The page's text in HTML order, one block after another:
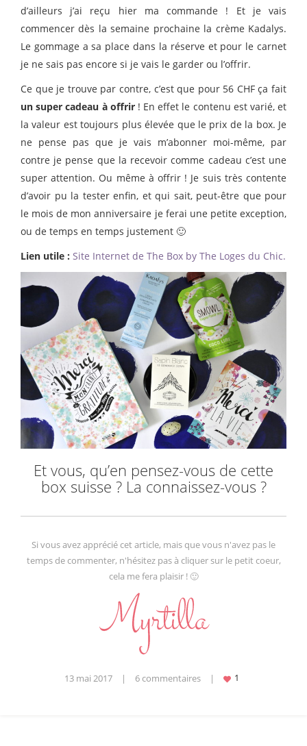
d’ailleurs j’ai reçu hier ma commande ! Et je vais
commencer dès la semaine prochaine la crème Kadalys.
Le gommage a sa place dans la réserve et pour le carnet
je ne sais pas encore si je vais le garder ou l’offrir.
Ce que je trouve par contre, c’est que pour 56 CHF ça fait
un super cadeau à offrir! En effet le contenu est varié, et
la valeur est toujours plus élevée que le prix de la box. Je
ne pense pas que je vais m’abonner moi-même, par
contre je pense que la recevoir comme cadeau c’est une
super attention. Ou même à offrir ! Je suis très contente
d’avoir pu la tester enfin, et qui sait, peut-être que pour
le mois de mon anniversaire je ferai une petite exception,
ou de temps en temps justement 🙂
Lien utile : Site Internet de The Box by The Loges du Chic.
Et vous, qu’en pensez-vous de cette
box suisse ? La connaissez-vous ?
Si vous avez apprécié cet article, mais que vous n'avez pas le
temps de commenter, n'hésitez pas à cliquer sur le petit coeur,
cela me fera plaisir ! 🙂
13 mai 2017 | 6 commentaires |